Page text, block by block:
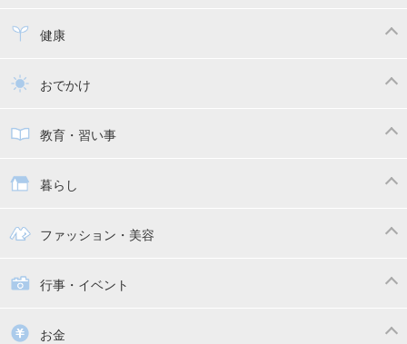
寝かしつけ
トイトレ
離乳食健康
乳幼児健診・予防接種
おでかけ
子供とおでかけ
抱っこ紐
教育・習い事
教育・習い事
幼稚園
絵本
暮らし
ママの日常
家族関係・夫婦関係
掃除
ファッション・美容
子供の服・ファッション
行事・イベント
漫画 お金